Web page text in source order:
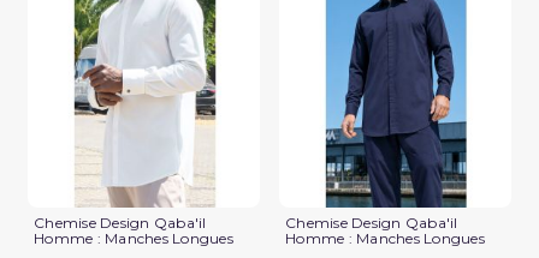
Chemise Design Qaba'il
Homme : Manches Longues
Chemise Design Qaba'il
Homme : Manches Longues